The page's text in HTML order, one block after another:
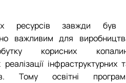
ресурсів завжди був
важливим для
корисних
інфраструктурних
Тому освітні